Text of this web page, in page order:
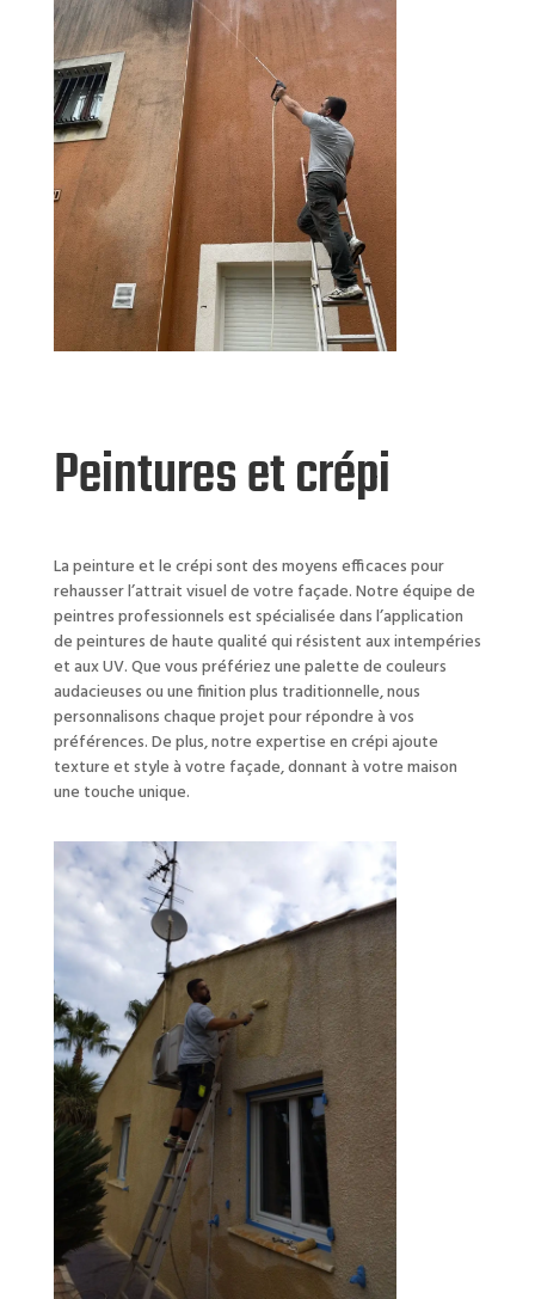
Peintures et crépi
La peinture et le crépi sont des moyens efficaces pour
rehausser l’attrait visuel de votre façade. Notre équipe de
peintres professionnels est spécialisée dans l’application
de peintures de haute qualité qui résistent aux intempéries
et aux UV. Que vous préfériez une palette de couleurs
audacieuses ou une finition plus traditionnelle, nous
personnalisons chaque projet pour répondre à vos
préférences. De plus, notre expertise en crépi ajoute
texture et style à votre façade, donnant à votre maison
une touche unique.